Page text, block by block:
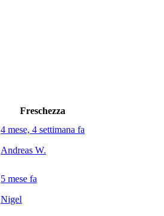
Freschezza
4 mese, 4 settimana fa
Andreas W.
5 mese fa
Nigel